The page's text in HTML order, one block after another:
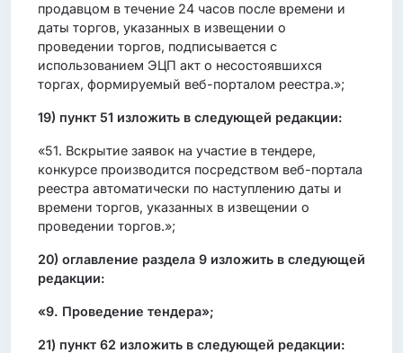
продавцом в течение 24 часов после времени и
даты торгов, указанных в извещении о
проведении торгов, подписывается с
использованием ЭЦП акт о несостоявшихся
торгах, формируемый веб-порталом реестра.»;
19) пункт 51 изложить в следующей редакции:
«51. Вскрытие заявок на участие в тендере,
конкурсе производится посредством веб-портала
реестра автоматически по наступлению даты и
времени торгов, указанных в извещении о
проведении торгов.»;
20) оглавление раздела 9 изложить в следующей
редакции:
«9. Проведение тендера»;
21) пункт 62 изложить в следующей редакции: